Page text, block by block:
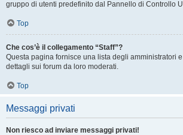
gruppo di utenti predefinito dal Pannello di Controllo
Top
Che cos’è il collegamento “Staff”?
Questa pagina fornisce una lista degli amministratori
dettagli sui forum da loro moderati.
Top
Messaggi privati
Non riesco ad inviare messaggi privati!